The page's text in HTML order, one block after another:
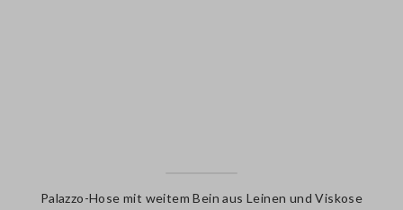
Palazzo-Hose mit weitem Bein aus Leinen und Viskose